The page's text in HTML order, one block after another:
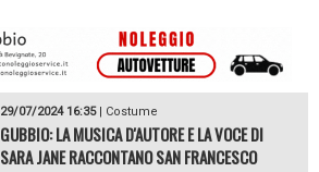
29/07/2024 16:35| Costume
GUBBIO: LA MUSICA D'AUTORE E LA VOCE DI
SARA JANE RACCONTANO SAN FRANCESCO